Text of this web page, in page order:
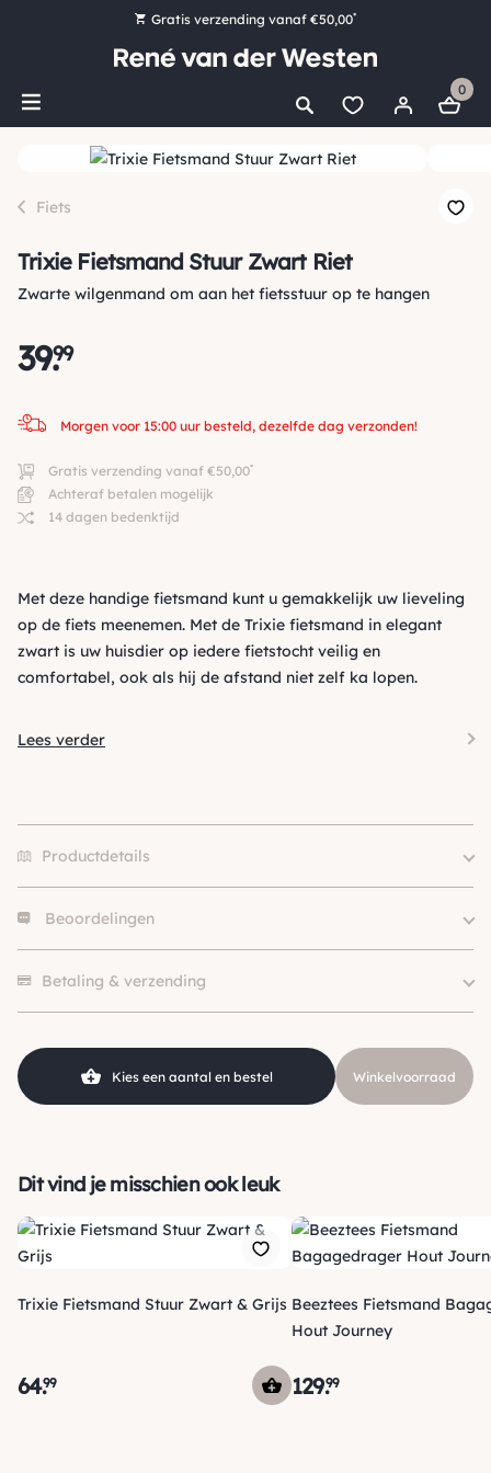
Gratis verzending vanaf €50,00*
Bestel nu, betaal later met Klarna
Ruim 16.000 artikelen op voorraad
0
Fiets
Trixie Fietsmand Stuur Zwart Riet
Zwarte wilgenmand om aan het fietsstuur op te hangen
39.
99
Morgen voor 15:00 uur besteld, dezelfde dag verzonden!
Gratis verzending vanaf €50,00*
Achteraf betalen mogelijk
14 dagen bedenktijd
Met deze handige fietsmand kunt u gemakkelijk uw lieveling
op de fiets meenemen. Met de Trixie fietsmand in elegant
zwart is uw huisdier op iedere fietstocht veilig en
comfortabel, ook als hij de afstand niet zelf ka lopen.
Lees verder
Productdetails
Merk
SKU
210000003384
Beoordelingen
Betaling & verzending
Kies een aantal en bestel Winkelvoorraad
Dit vind je misschien ook leuk
Trixie Fietsmand Stuur Zwart & Grijs
64.99
Beeztees Fietsmand
Hout Journey
129.99